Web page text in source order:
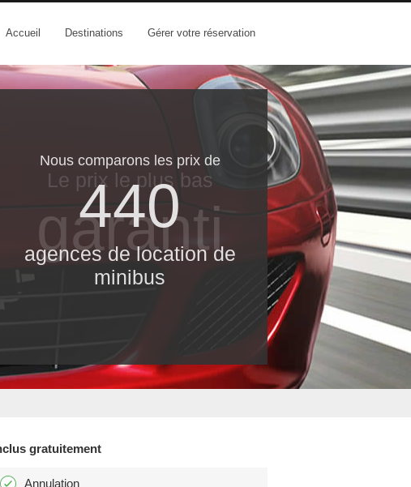
Accueil Destinations Gérer votre réservation
Nous comparons les prix de
440
agences de location de
minibus
Le prix le​ plus bas
garanti
gratuitement
Annulation